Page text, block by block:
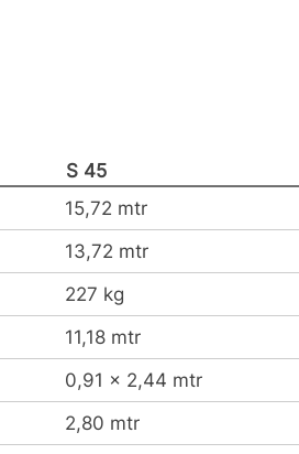
S 45
15,72 mtr
13,72 mtr
227 kg
11,18 mtr
0,91 x 2,44 mtr
2,80 mtr